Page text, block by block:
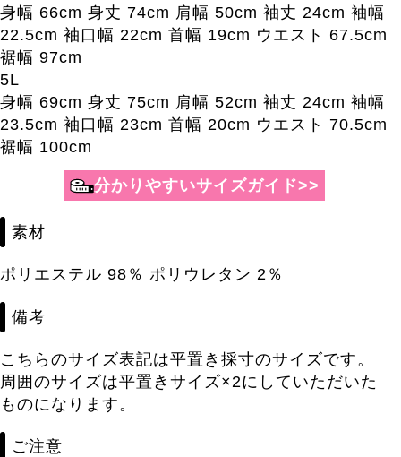
身幅 66cm 身丈 74cm 肩幅 50cm 袖丈 24cm 袖幅
22.5cm 袖口幅 22cm 首幅 19cm ウエスト 67.5cm
裾幅 97cm
5L
身幅 69cm 身丈 75cm 肩幅 52cm 袖丈 24cm 袖幅
23.5cm 袖口幅 23cm 首幅 20cm ウエスト 70.5cm
裾幅 100cm
素材
ポリエステル 98％ ポリウレタン 2％
備考
こちらのサイズ表記は平置き採寸のサイズです。
周囲のサイズは平置きサイズ×2にしていただいた
ものになります。
ご注意